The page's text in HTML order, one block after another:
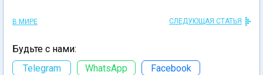
В МИРЕ СЛЕДУЮЩАЯ СТАТЬЯ
Будьте с нами:
Telegram
WhatsApp Facebook